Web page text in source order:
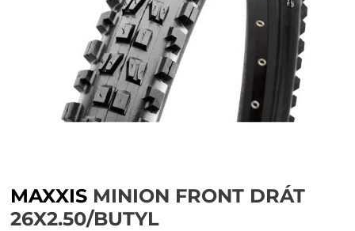
MAXXIS MINION FRONT DRÁT
26X2.50/BUTYL